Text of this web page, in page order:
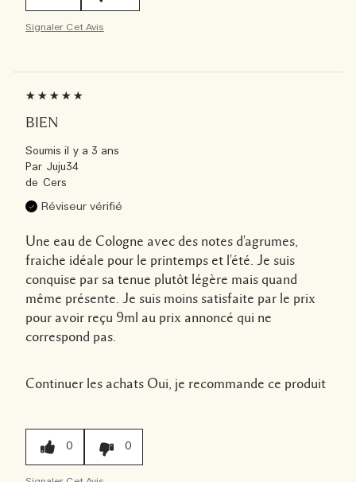
Signaler Cet Avis
BIEN
Soumisil y a 3 ans
Par Juju34
de Cers
Réviseur vérifié
Une eau de Cologne avec des notes d'agrumes,
fraiche idéale pour le printemps et l'été. Je suis
conquise par sa tenue plutôt légère mais quand
même présente. Je suis moins satisfaite par le prix
pour avoir reçu 9ml au prix annoncé qui ne
correspond pas.
Continuer les achats Oui, je recommande ce produit
0 0